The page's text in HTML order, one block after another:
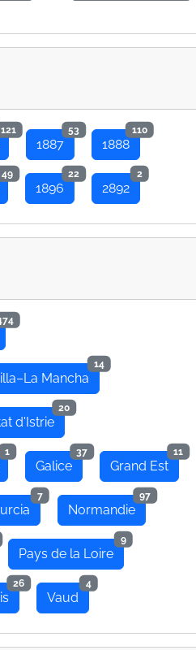
121
1887
53
1888
110
49
1896
22
2892
2
Mancha
14
d'Istrie
20
1
Galice
37
Grand Est
11
7
Normandie
97
Pays de la Loire
9
26
Vaud
4